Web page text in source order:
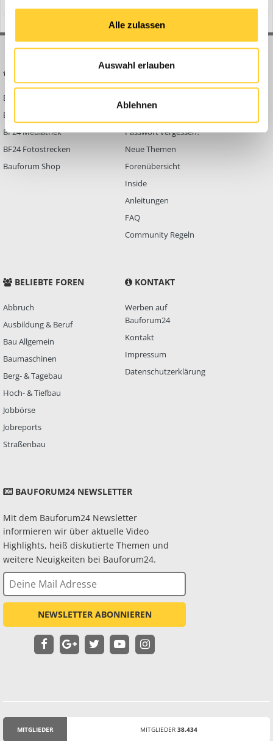
Alle zulassen
Auswahl erlauben
Ablehnen
Bauforum24 News
Bauforum24 TV
BF24 Mediathek
BF24 Fotostrecken
Bauforum Shop
FORUM LINKS
Passwort vergessen?
Neue Themen
Forenübersicht
Inside
Anleitungen
FAQ
Community Regeln
BELIEBTE FOREN
Abbruch
Ausbildung & Beruf
Bau Allgemein
Baumaschinen
Berg- & Tagebau
Hoch- & Tiefbau
Jobbörse
Jobreports
Straßenbau
KONTAKT
Werben auf
Bauforum24
Kontakt
Impressum
Datenschutzerklärung
BAUFORUM24 NEWSLETTER
Mit dem Bauforum24 Newsletter
informieren wir über aktuelle Video
Highlights, heiß diskutierte Themen und
weitere Neuigkeiten bei Bauforum24.
NEWSLETTER ABONNIEREN
MITGLIEDER MITGLIEDER 38.434